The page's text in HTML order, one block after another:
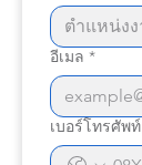
อีเมล *
เบอร์โทรศัพท์